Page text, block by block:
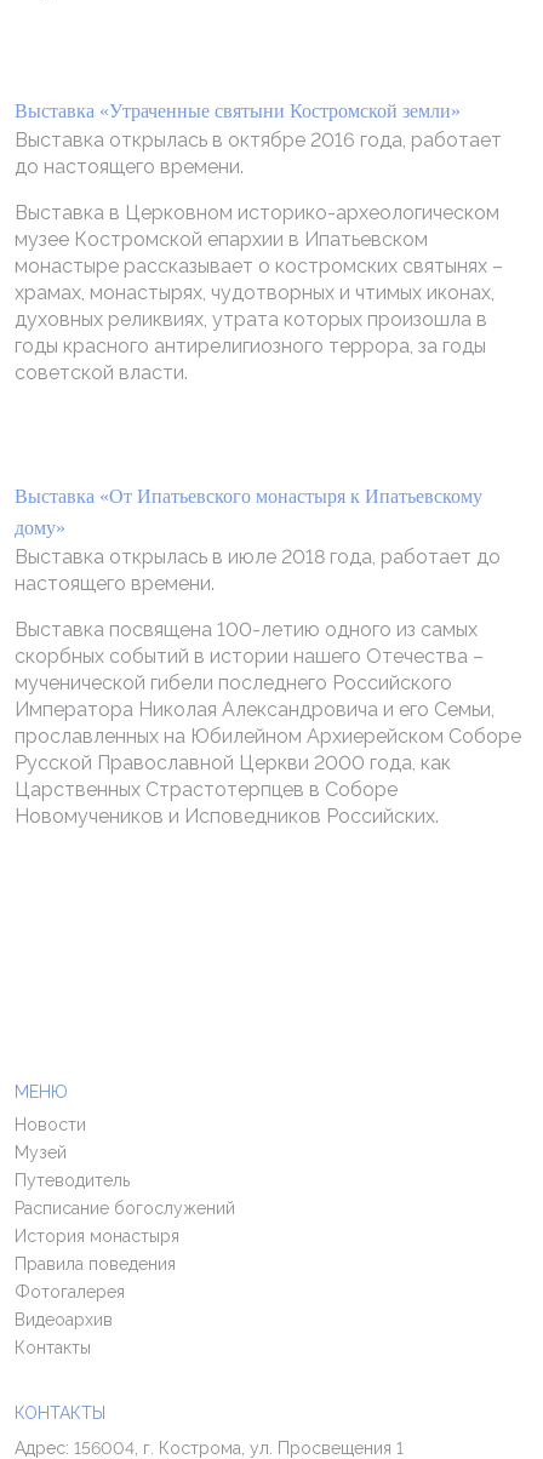
Выставка «Утраченные святыни Костромской земли»
Выставка открылась в октябре 2016 года, работает
до настоящего времени.
Выставка в Церковном историко-археологическом
музее Костромской епархии в Ипатьевском
монастыре рассказывает о костромских святынях –
храмах, монастырях, чудотворных и чтимых иконах,
духовных реликвиях, утрата которых произошла в
годы красного антирелигиозного террора, за годы
советской власти.
Выставка «От Ипатьевского монастыря к Ипатьевскому
дому»
Выставка открылась в июле 2018 года, работает до
настоящего времени.
Выставка посвящена 100-летию одного из самых
скорбных событий в истории нашего Отечества –
мученической гибели последнего Российского
Императора Николая Александровича и его Семьи,
прославленных на Юбилейном Архиерейском Соборе
Русской Православной Церкви 2000 года, как
Царственных Страстотерпцев в Соборе
Новомучеников и Исповедников Российских.
МЕНЮ
Новости
Музей
Путеводитель
Расписание богослужений
История монастыря
Правила поведения
Фотогалерея
Видеоархив
Контакты
КОНТАКТЫ
Адрес: 156004, г. Кострома, ул. Просвещения 1